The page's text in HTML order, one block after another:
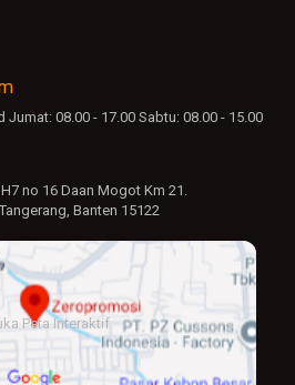
Jumat: 08.00 - 17.00 Sabtu: 08.00 - 15.00
no 16 Daan Mogot Km 21.
Banten 15122
Peta Interaktif